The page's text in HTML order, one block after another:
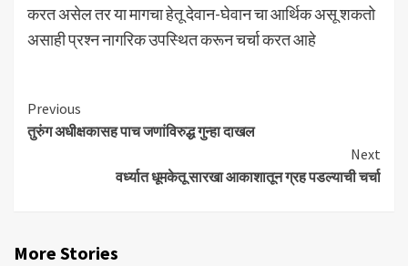
करत असेल तर या मागचा हेतू देवान-घेवान चा आर्थिक असू शकतो
असाही प्रश्न नागरिक उपस्थित करून चर्चा करत आहे
Continue
Reading
Previous
तुरुंग अधीक्षकासह पाच जणांविरुद्ध गुन्हा दाखल
Next
वर्ध्यात धूमकेतू सारखा आकाशातून ग्रह पडल्याची चर्चा
More Stories